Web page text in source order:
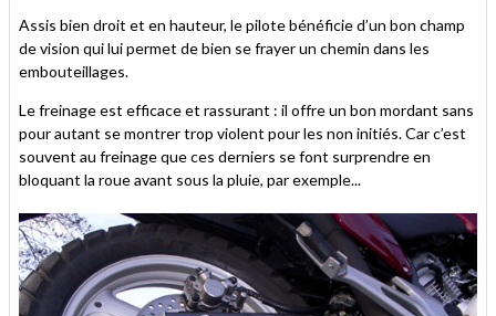
Assis bien droit et en hauteur, le pilote bénéficie d’un bon champ
de vision qui lui permet de bien se frayer un chemin dans les
embouteillages.
Le freinage est efficace et rassurant : il offre un bon mordant sans
pour autant se montrer trop violent pour les non initiés. Car c’est
souvent au freinage que ces derniers se font surprendre en
bloquant la roue avant sous la pluie, par exemple...